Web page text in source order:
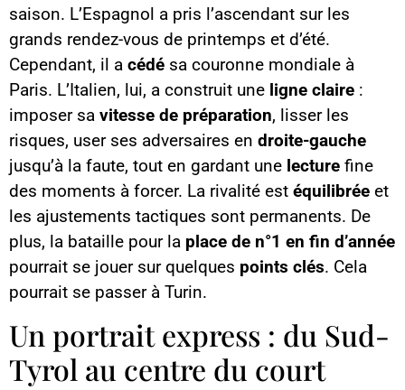
saison. L’Espagnol a pris l’ascendant sur les
grands rendez-vous de printemps et d’été.
Cependant, il a cédé sa couronne mondiale à
Paris. L’Italien, lui, a construit une ligne claire :
imposer sa vitesse de préparation, lisser les
risques, user ses adversaires en droite-gauche
jusqu’à la faute, tout en gardant une lecture fine
des moments à forcer. La rivalité est équilibrée et
les ajustements tactiques sont permanents. De
plus, la bataille pour la place de n°1 en fin d’année
pourrait se jouer sur quelques points clés. Cela
pourrait se passer à Turin.
Un portrait express : du Sud-
Tyrol au centre du court